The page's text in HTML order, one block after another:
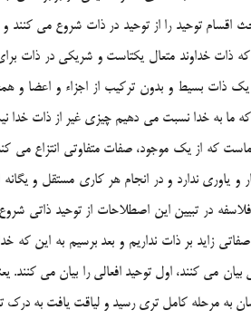
اقسام توحيد را از توحيد در ذات شروع مي كنند
ذات خداوند متعال يكتاست و شريكي در ذات
ذات بسيط و بدون تركيب از اجزاء و اعضا و
ما به خدا نسبت مي دهيم چيزي غير از ذات خدا
كه از يك موجود، صفات متفاوتي انتزاع مي
در تبيين اين اصطلاحات از توحيد ذاتي
زايد بر ذات نداريم و بعد برسيم به اين كه
بيان مي كنند، اول توحيد افعالي را بيان مي
به مرحله كامل تري رسيد و لياقت يافت به درك